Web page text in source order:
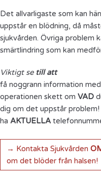
Det allvarligaste som kan
uppstår en blödning, då
sjukvården. Övriga problem
smärtlindring som kan
Viktigt se till att
få noggrann information
operationen skett om VAD
dig om det uppstår problem!
ha AKTUELLA
→ Kontakta Sjukvården
om det blöder från halsen!